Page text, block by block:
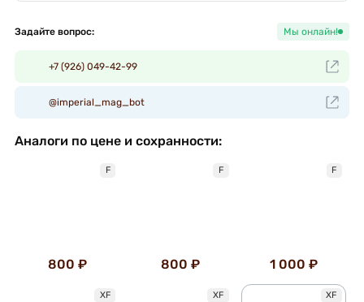
Задайте вопрос: Мы онлайн!
+7 (926) 049-42-99
@imperial_mag_bot
Аналоги по цене и сохранности:
F
800 ₽
F
800 ₽
F
1 000 ₽
XF XF XF